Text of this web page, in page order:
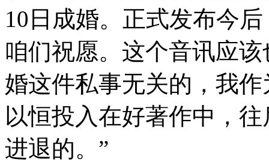
10日成婚。正式发布今
咱们祝愿。这个音讯应
婚这件私事无关的，我
以恒投入在好著作中，
进退的。”